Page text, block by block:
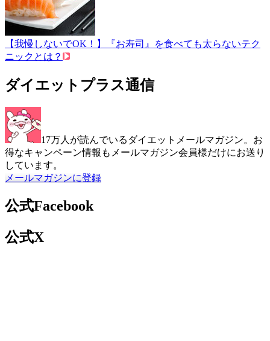
【我慢しないでOK！】『お寿司』を食べても太らないテク
ニックとは？
ダイエットプラス通信
17万人が読んでいるダイエットメールマガジン。お
得なキャンペーン情報もメールマガジン会員様だけにお送り
しています。
メールマガジンに登録
公式Facebook
公式X